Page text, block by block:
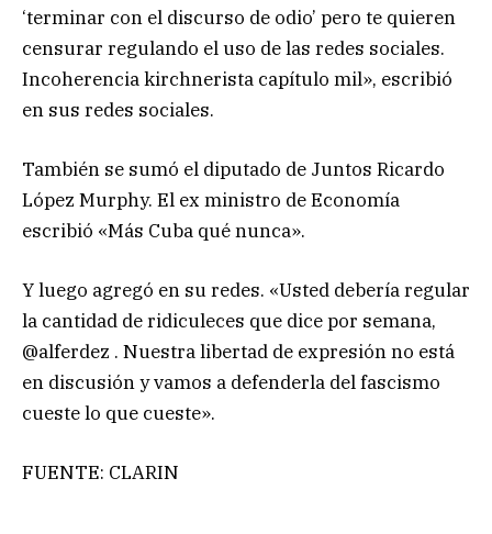
‘terminar con el discurso de odio’ pero te quieren
censurar regulando el uso de las redes sociales.
Incoherencia kirchnerista capítulo mil», escribió
en sus redes sociales.
También se sumó el diputado de Juntos Ricardo
López Murphy. El ex ministro de Economía
escribió «Más Cuba qué nunca».
Y luego agregó en su redes. «Usted debería regular
la cantidad de ridiculeces que dice por semana,
@alferdez . Nuestra libertad de expresión no está
en discusión y vamos a defenderla del fascismo
cueste lo que cueste».
FUENTE: CLARIN